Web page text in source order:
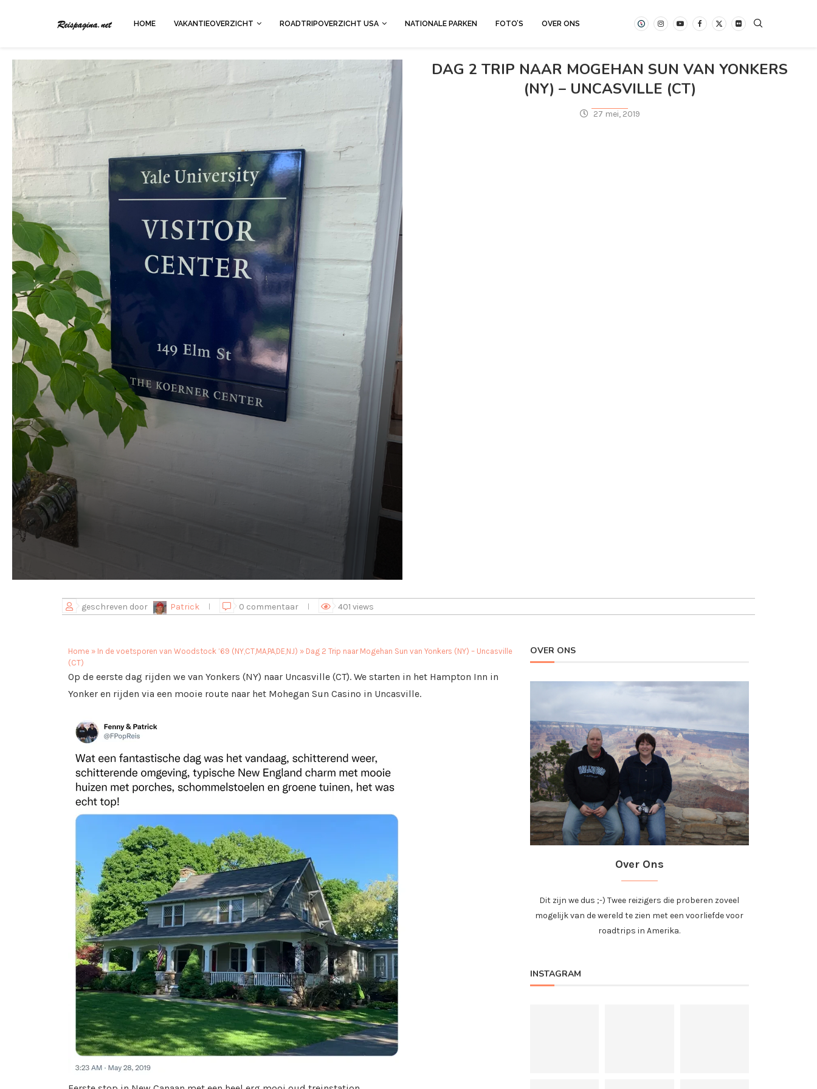
HOME VAKANTIEOVERZICHT ROADTRIPOVERZICHT USA NATIONALE PARKEN FOTO’S OVER ONS
DAG 2 TRIP NAAR MOGEHAN SUN VAN YONKERS
(NY) – UNCASVILLE (CT)
27 mei, 2019
geschreven door Patrick 0 commentaar 401 views
Home » In de voetsporen van Woodstock ’69 (NY,CT,MA,PA,DE,NJ) » Dag 2 Trip naar Mogehan Sun van Yonkers (NY) – Uncasville
(CT)
Op de eerste dag rijden we van Yonkers (NY) naar Uncasville (CT). We starten in het Hampton Inn in
Yonker en rijden via een mooie route naar het Mohegan Sun Casino in Uncasville.
OVER ONS
Over Ons
Dit zijn we dus ;-) Twee reizigers die proberen zoveel
mogelijk van de wereld te zien met een voorliefde voor
roadtrips in Amerika.
INSTAGRAM